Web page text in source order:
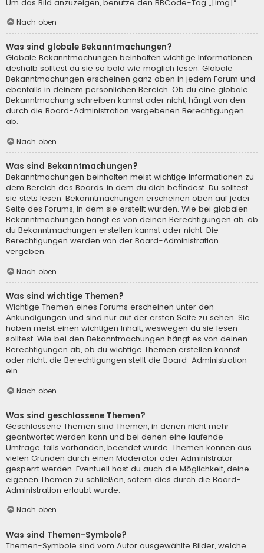
Um das Bild anzuzeigen, benutze den BBCode-Tag „[img]“.
Nach oben
Was sind globale Bekanntmachungen?
Globale Bekanntmachungen beinhalten wichtige Informationen,
deshalb solltest du sie so bald wie möglich lesen. Globale
Bekanntmachungen erscheinen ganz oben in jedem Forum und
ebenfalls in deinem persönlichen Bereich. Ob du eine globale
Bekanntmachung schreiben kannst oder nicht, hängt von den
durch die Board-Administration vergebenen Berechtigungen
ab.
Nach oben
Was sind Bekanntmachungen?
Bekanntmachungen beinhalten meist wichtige Informationen zu
dem Bereich des Boards, in dem du dich befindest. Du solltest
sie stets lesen. Bekanntmachungen erscheinen oben auf jeder
Seite des Forums, in dem sie erstellt wurden. Wie bei globalen
Bekanntmachungen hängt es von deinen Berechtigungen ab, ob
du Bekanntmachungen erstellen kannst oder nicht. Die
Berechtigungen werden von der Board-Administration
vergeben.
Nach oben
Was sind wichtige Themen?
Wichtige Themen eines Forums erscheinen unter den
Ankündigungen und sind nur auf der ersten Seite zu sehen. Sie
haben meist einen wichtigen Inhalt, weswegen du sie lesen
solltest. Wie bei den Bekanntmachungen hängt es von deinen
Berechtigungen ab, ob du wichtige Themen erstellen kannst
oder nicht; die Berechtigungen stellt die Board-Administration
ein.
Nach oben
Was sind geschlossene Themen?
Geschlossene Themen sind Themen, in denen nicht mehr
geantwortet werden kann und bei denen eine laufende
Umfrage, falls vorhanden, beendet wurde. Themen können aus
vielen Gründen durch einen Moderator oder Administrator
gesperrt werden. Eventuell hast du auch die Möglichkeit, deine
eigenen Themen zu schließen, sofern dies durch die Board-
Administration erlaubt wurde.
Nach oben
Was sind Themen-Symbole?
Themen-Symbole sind vom Autor ausgewählte Bilder, welche